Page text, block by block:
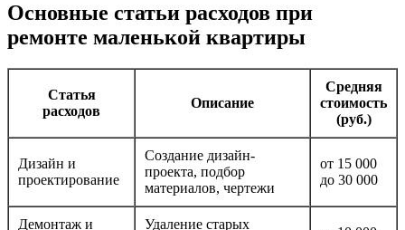
Основные статьи расходов при
ремонте маленькой квартиры
Статья
расходов
Описание
Средняя
стоимость
(руб.)
Дизайн и
проектирование
Создание дизайн-
проекта, подбор
материалов, чертежи
от 15 000
до 30 000
Демонтаж и
Удаление старых